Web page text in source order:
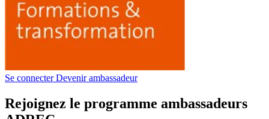
Se connecterDevenir ambassadeur
Rejoignez le programme ambassadeurs